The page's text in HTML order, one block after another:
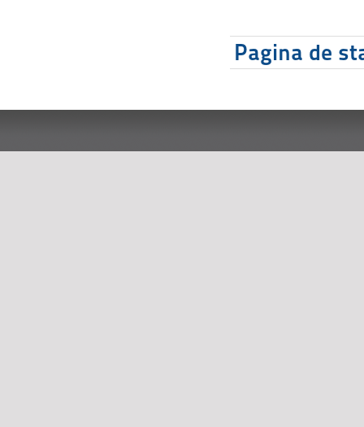
Pagina de